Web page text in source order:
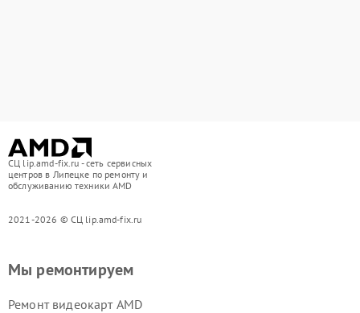
СЦ lip.amd-fix.ru - сеть сервисных
центров в Липецке по ремонту и
обслуживанию техники AMD
2021-2026 © СЦ lip.amd-fix.ru
Мы ремонтируем
Ремонт видеокарт AMD